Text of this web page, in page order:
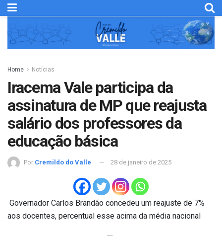
Home Notícias
Iracema Vale participa da
assinatura de MP que reajusta
salário dos professores da
educação básica
Por Cremildo do Valle 28 de janeiro de 2025
Governador Carlos Brandão concedeu um reajuste de 7%
aos docentes, percentual esse acima da média nacional